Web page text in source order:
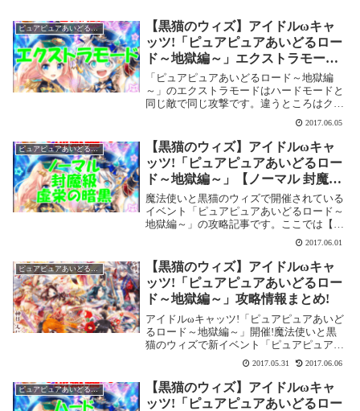
ピュアピュアあいどるロード～地獄編～
【黒猫のウィズ】アイドルωキャ
ッツ!「ピュアピュアあいどるロー
ド～地獄編～」エクストラモード
攻略記事
「ピュアピュアあいどるロード～地獄編
～」のエクストラモードはハードモードと
同じ敵で同じ攻撃です。違うところはクイ
ズパネルが2色以上になってより難しく、
また、サブクエストの内容が若干違いま
す。それと、上級・封魔級・絶級のボスド
ロップ率が100...
2017.06.05
ピュアピュアあいどるロード～地獄編～
【黒猫のウィズ】アイドルωキャ
ッツ!「ピュアピュアあいどるロー
ド～地獄編～」【ノーマル 封魔級
虚栄の暗黒】攻略情報！
魔法使いと黒猫のウィズで開催されている
イベント「ピュアピュアあいどるロード～
地獄編～」の攻略記事です。ここでは【ノ
ーマル 封魔級 虚栄の暗黒】を攻略しま
す。アイドルωキャッツ!「ピュアピュアあ
いどるロード～地獄編～」【ノーマル 封魔
級 虚栄...
2017.06.01
ピュアピュアあいどるロード～地獄編～
【黒猫のウィズ】アイドルωキャ
ッツ!「ピュアピュアあいどるロー
ド～地獄編～」攻略情報まとめ!
アイドルωキャッツ!「ピュアピュアあいど
るロード～地獄編～」開催!魔法使いと黒
猫のウィズで新イベント「ピュアピュアあ
いどるロード～地獄編～」が始まりまし
た。今回も新しい攻撃方法「LIVEパネル」
が登場しました!!開催期間2017年5月31日...
2017.05.31 2017.06.06
ピュアピュアあいどるロード～地獄編～
【黒猫のウィズ】アイドルωキャ
ッツ!「ピュアピュアあいどるロー